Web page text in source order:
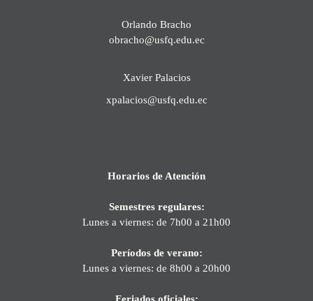
Orlando Bracho
obracho@usfq.edu.ec
Xavier Palacios
xpalacios@usfq.edu.ec
Horarios de Atención
Semestres regulares:
Lunes a viernes: de 7h00 a 21h00
Períodos de verano:
Lunes a viernes: de 8h00 a 20h00
Feriados oficiales: